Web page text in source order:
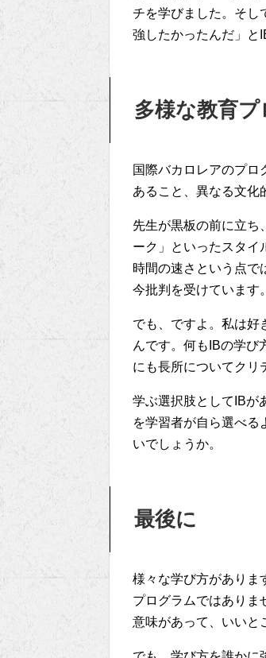
チを学びました。そし
強したかったんだ」と
多様な教育
国際バカロレアのプロ
あること、異なる文化
先生が黒板の前に立ち
ーク」といったスタイ
時間の速さという点で
今批判を受けています。
でも、ですよ。私は好
んです。何もIBの学び
にも長所についてクリ
学ぶ選択肢としてIBが
を学習者が自ら選べる
いでしょうか。
最後に
様々な学び方がありま
プログラムではありま
意味があって、いいと